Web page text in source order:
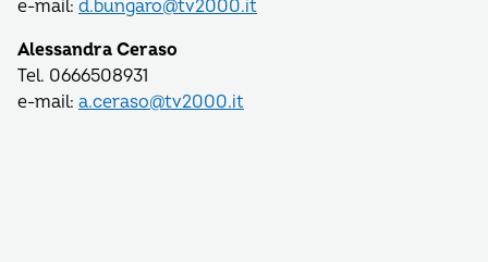
e-mail: d.bungaro@tv2000.it
Alessandra Ceraso
Tel. 0666508931
e-mail: a.ceraso@tv2000.it